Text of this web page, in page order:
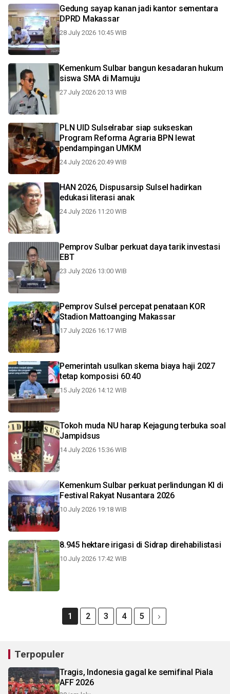
Gedung sayap kanan jadi kantor sementara
DPRD Makassar
28 July 2026 10:45 WIB
Kemenkum Sulbar bangun kesadaran hukum
siswa SMA di Mamuju
27 July 2026 20:13 WIB
PLN UID Sulselrabar siap sukseskan
Program Reforma Agraria BPN lewat
pendampingan UMKM
24 July 2026 20:49 WIB
HAN 2026, Dispusarsip Sulsel hadirkan
edukasi literasi anak
24 July 2026 11:20 WIB
Pemprov Sulbar perkuat daya tarik investasi
EBT
23 July 2026 13:00 WIB
Pemprov Sulsel percepat penataan KOR
Stadion Mattoanging Makassar
17 July 2026 16:17 WIB
Pemerintah usulkan skema biaya haji 2027
tetap komposisi 60:40
15 July 2026 14:12 WIB
Tokoh muda NU harap Kejagung terbuka soal
Jampidsus
14 July 2026 15:36 WIB
Kemenkum Sulbar perkuat perlindungan KI di
Festival Rakyat Nusantara 2026
10 July 2026 19:18 WIB
8.945 hektare irigasi di Sidrap direhabilistasi
10 July 2026 17:42 WIB
1 2 3 4 5
Terpopuler
Tragis, Indonesia gagal ke semifinal Piala
AFF 2026